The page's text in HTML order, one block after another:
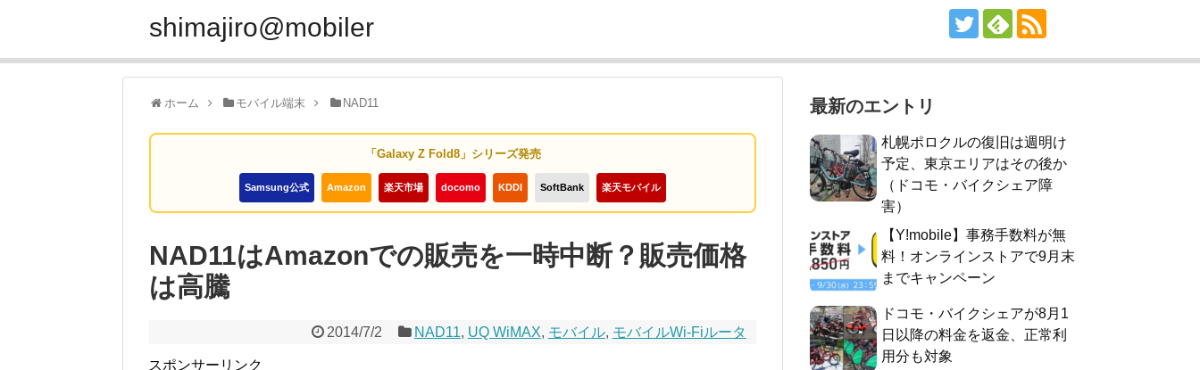
shimajiro@mobiler
ホーム モバイル端末 NAD11
「Galaxy Z Fold8」シリーズ発売
Samsung公式 Amazon 楽天市場 docomo KDDI SoftBank 楽天モバイル
NAD11はAmazonでの販売を一時中断？販売価格
は高騰
2014/7/2 NAD11, UQ WiMAX, モバイル, モバイルWi-Fiルータ
スポンサーリンク
最新のエントリ
札幌ポロクルの復旧は週明け
予定、東京エリアはその後か
（ドコモ・バイクシェア障
害）
【Y!mobile】事務手数料が無
料！オンラインストアで9月末
までキャンペーン
ドコモ・バイクシェアが8月1
日以降の料金を返金、正常利
用分も対象